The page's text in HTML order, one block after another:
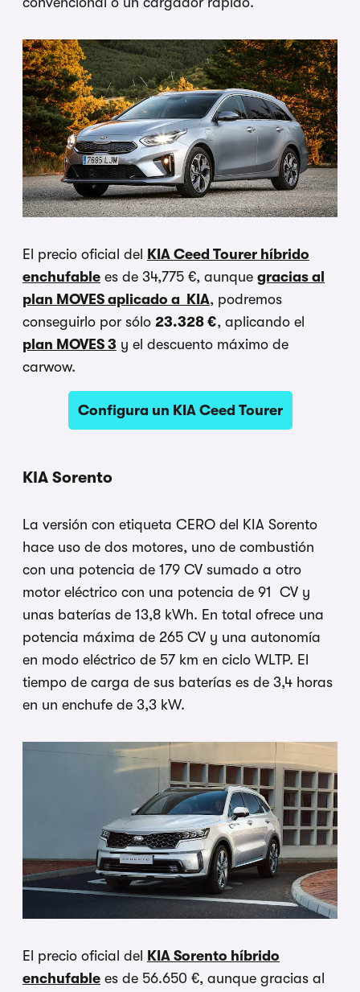
El precio oficial del KIA Ceed Tourer híbrido
enchufable es de 34,775 €, aunque gracias al
plan MOVES aplicado a KIA, podremos
conseguirlo por sólo 23.328 €, aplicando el
plan MOVES 3 y el descuento máximo de
carwow.
Configura un KIA Ceed Tourer
KIA Sorento
La versión con etiqueta CERO del KIA Sorento
hace uso de dos motores, uno de combustión
con una potencia de 179 CV sumado a otro
motor eléctrico con una potencia de 91 CV y
unas baterías de 13,8 kWh. En total ofrece una
potencia máxima de 265 CV y una autonomía
en modo eléctrico de 57 km en ciclo WLTP. El
tiempo de carga de sus baterías es de 3,4 horas
en un enchufe de 3,3 kW.
El precio oficial del
KIA Sorento híbrido
enchufable es de 56.650 €, aunque gracias al